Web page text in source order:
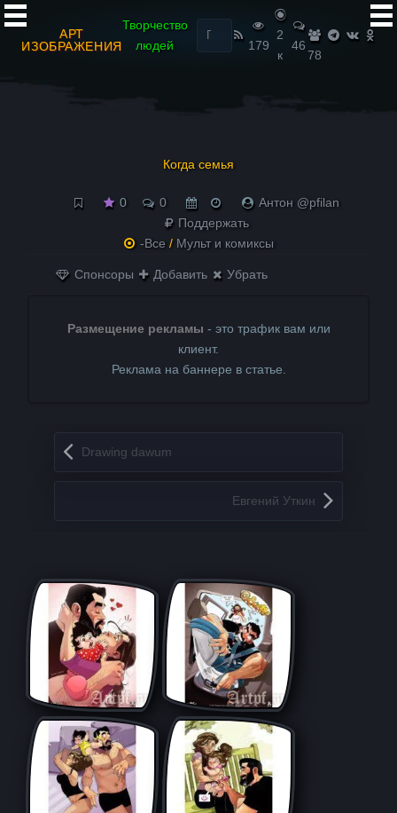
АРТ
ИЗОБРАЖЕНИЯ
Творчество
людей
Найти:
179
2
к
46
78
Когда семья
0 0
Антон @pfilan
Поддержать
-Все / Мульт и комиксы
Спонсоры Добавить Убрать
Размещение рекламы - это трафик вам или
клиент.
Реклама на баннере в статье.
Запись навигация
Drawing dawum
Евгений Уткин